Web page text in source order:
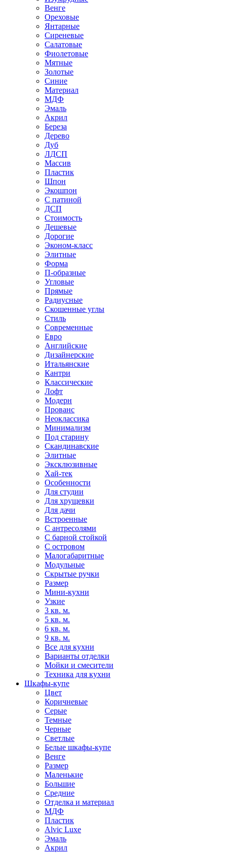
Венге
Ореховые
Янтарные
Сиреневые
Салатовые
Фиолетовые
Мятные
Золотые
Синие
Материал
МДФ
Эмаль
Акрил
Береза
Дерево
Дуб
ЛДСП
Массив
Пластик
Шпон
Экошпон
С патиной
ДСП
Стоимость
Дешевые
Дорогие
Эконом-класс
Элитные
Форма
П-образные
Угловые
Прямые
Радиусные
Скошенные углы
Стиль
Современные
Евро
Английские
Дизайнерские
Итальянские
Кантри
Классические
Лофт
Модерн
Прованс
Неоклассика
Минимализм
Под старину
Скандинавские
Элитные
Эксклюзивные
Хай-тек
Особенности
Для студии
Для хрущевки
Для дачи
Встроенные
С антресолями
С барной стойкой
С островом
Малогабаритные
Модульные
Скрытые ручки
Размер
Мини-кухни
Узкие
3 кв. м.
5 кв. м.
6 кв. м.
9 кв. м.
Все для кухни
Варианты отделки
Мойки и смесители
Техника для кухни
Шкафы-купе
Цвет
Коричневые
Серые
Темные
Черные
Светлые
Белые шкафы-купе
Венге
Размер
Маленькие
Большие
Средние
Отделка и материал
МДФ
Пластик
Alvic Luxe
Эмаль
Акрил